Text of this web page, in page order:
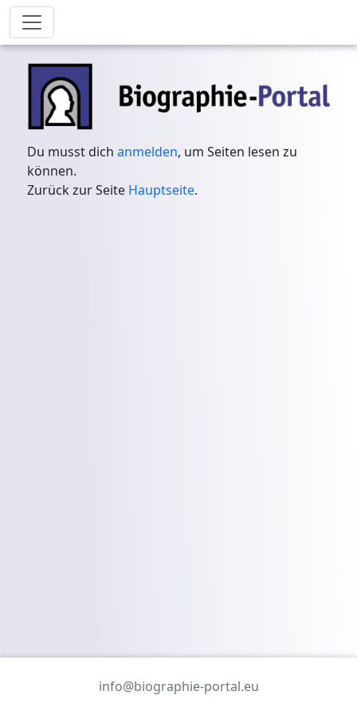
Du musst dichanmelden, um Seiten lesen zu
können.
Zurück zur Seite Hauptseite.
info@biographie-portal.eu